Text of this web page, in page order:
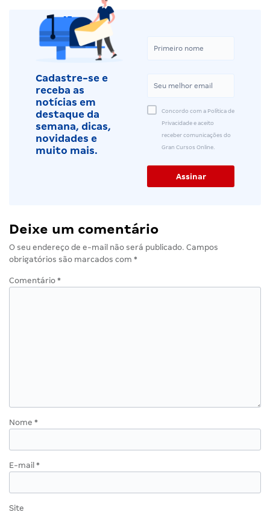
Cadastre-se e
receba as
notícias em
destaque da
semana, dicas,
novidades e
muito mais.
Concordo com a Política de
Privacidade e aceito
receber comunicações do
Gran Cursos Online.
Deixe um comentário
O seu endereço de e-mail não será publicado. Campos
obrigatórios são marcados com *
Comentário *
Nome *
E-mail *
Site